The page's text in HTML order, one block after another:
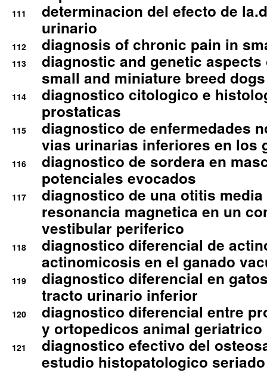
111
determinacion del efecto de
urinario
112 diagnosis of chronic pain in
113
diagnostic and genetic
small and miniature breed
114
diagnostico citologico e
prostaticas
115
diagnostico de enfermedades
vias urinarias inferiores en los
116
diagnostico de sordera en
potenciales evocados
117
diagnostico de una otitis
resonancia magnetica en un
vestibular periferico
118
diagnostico diferencial de
actinomicosis en el ganado
119
diagnostico diferencial en
tracto urinario inferior
120
diagnostico diferencial entre
y ortopedicos animal geriatrico
121
diagnostico efectivo del
estudio histopatologico seriado